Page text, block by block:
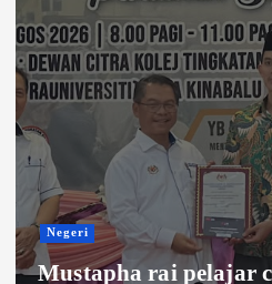
Negeri
Mustapha rai pelajar